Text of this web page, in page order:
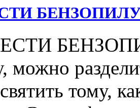
можно
тому,